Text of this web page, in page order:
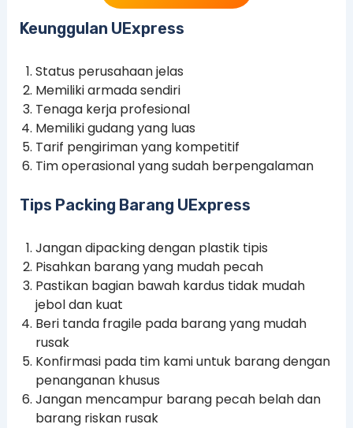
Keunggulan UExpress
Status perusahaan jelas
Memiliki armada sendiri
Tenaga kerja profesional
Memiliki gudang yang luas
Tarif pengiriman yang kompetitif
Tim operasional yang sudah berpengalaman
Tips Packing Barang UExpress
Jangan dipacking dengan plastik tipis
Pisahkan barang yang mudah pecah
Pastikan bagian bawah kardus tidak mudah
jebol dan kuat
Beri tanda fragile pada barang yang mudah
rusak
Konfirmasi pada tim kami untuk barang dengan
penanganan khusus
Jangan mencampur barang pecah belah dan
barang riskan rusak